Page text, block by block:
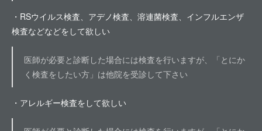
・RSウイルス検査、アデノ検査、溶連菌検査、インフルエンザ
検査などなどをして欲しい
医師が必要と診断した場合には検査を行いますが、「とにか
く検査をしたい方」は他院を受診して下さい
・アレルギー検査をして欲しい